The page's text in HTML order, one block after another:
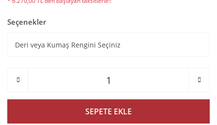
Seçenekler
SEPETE EKLE